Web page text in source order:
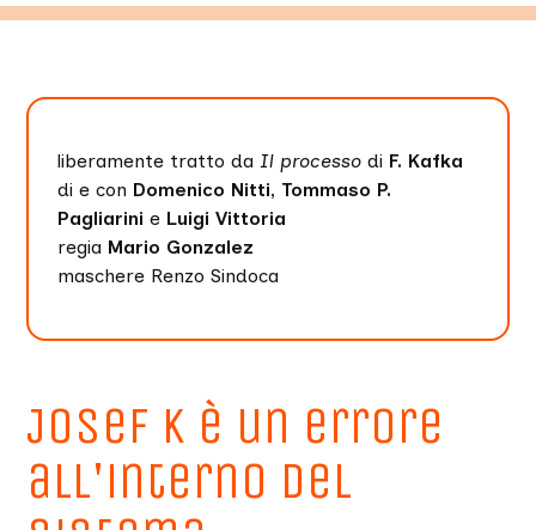
liberamente tratto daIl processodi F. Kafka
di e con Domenico Nitti, Tommaso P.
Pagliarini e Luigi Vittoria
regia Mario Gonzalez
maschere Renzo Sindoca
Josef K è un errore
all'interno del